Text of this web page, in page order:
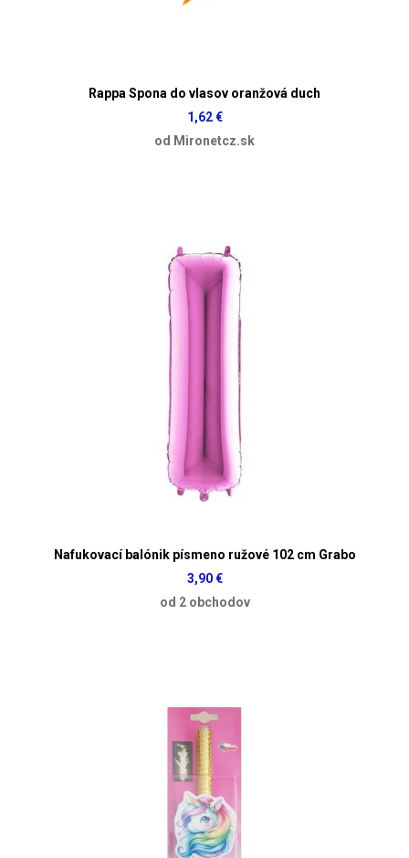
Rappa Spona do vlasov oranžová duch
1,62 €
od Mironetcz.sk
Nafukovací balónik písmeno ružové 102 cm Grabo
3,90 €
od 2 obchodov